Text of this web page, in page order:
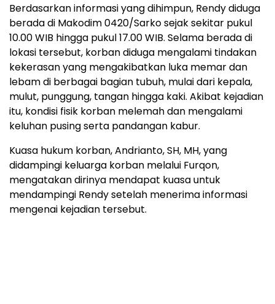
Berdasarkan informasi yang dihimpun, Rendy diduga
berada di Makodim 0420/Sarko sejak sekitar pukul
10.00 WIB hingga pukul 17.00 WIB. Selama berada di
lokasi tersebut, korban diduga mengalami tindakan
kekerasan yang mengakibatkan luka memar dan
lebam di berbagai bagian tubuh, mulai dari kepala,
mulut, punggung, tangan hingga kaki. Akibat kejadian
itu, kondisi fisik korban melemah dan mengalami
keluhan pusing serta pandangan kabur.
Kuasa hukum korban, Andrianto, SH, MH, yang
didampingi keluarga korban melalui Furqon,
mengatakan dirinya mendapat kuasa untuk
mendampingi Rendy setelah menerima informasi
mengenai kejadian tersebut.